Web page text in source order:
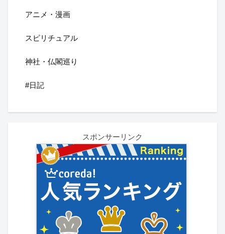
アニメ・漫画
スピリチュアル
神社・仏閣巡り
#日記
スポンサーリンク